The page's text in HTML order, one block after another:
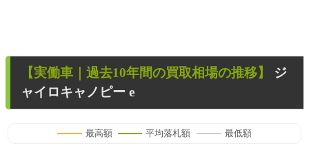
【実働車 ｜過去10年間の買取相場の推移】 ジ
ャイロキャノピー e
最高額 平均落札額 最低額